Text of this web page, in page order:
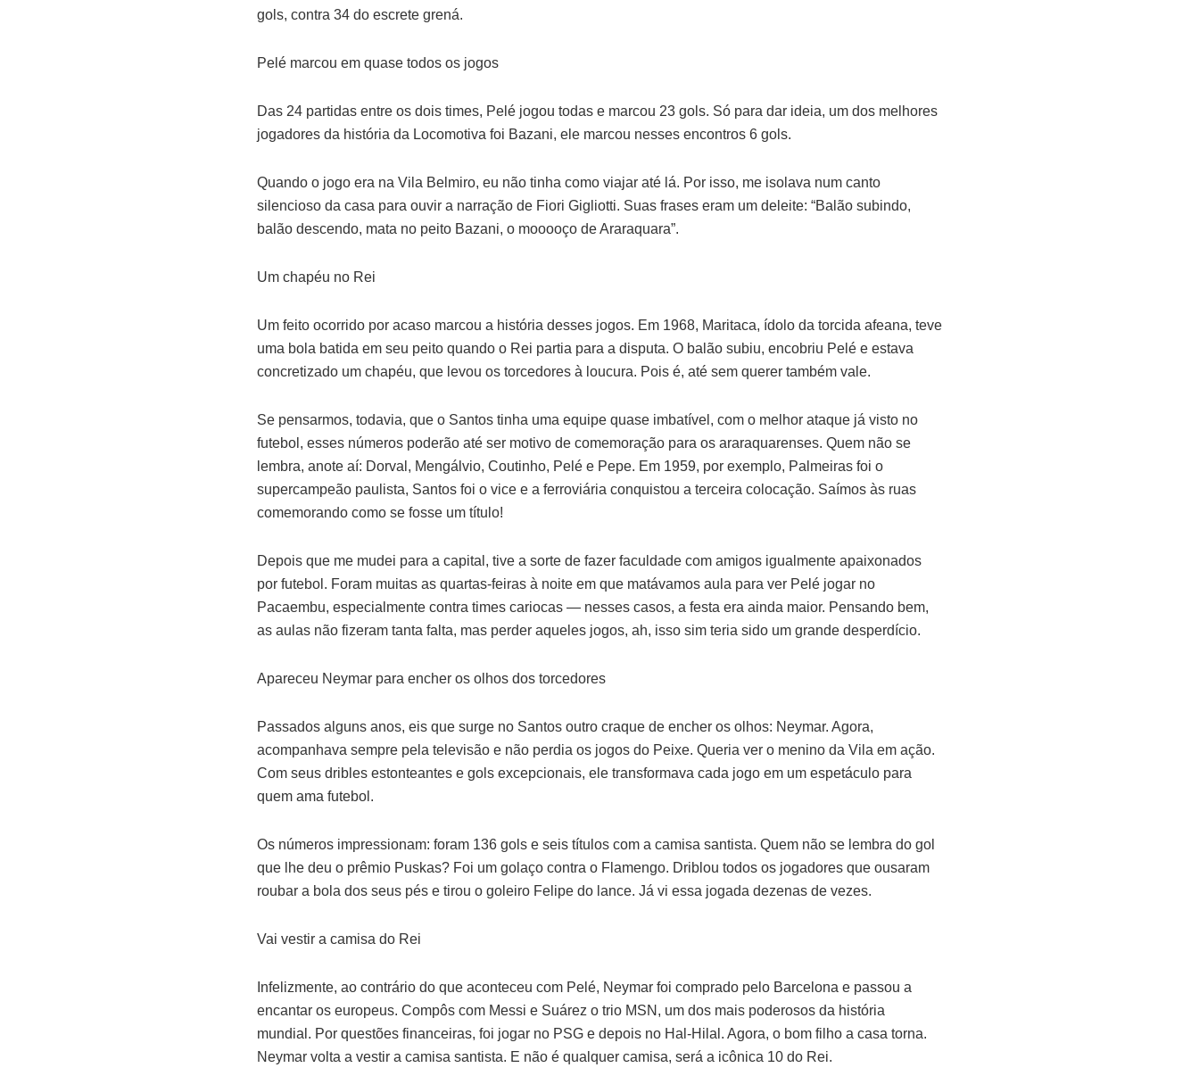
gols, contra 34 do escrete grená.
Pelé marcou em quase todos os jogos
Das 24 partidas entre os dois times, Pelé jogou todas e marcou 23 gols. Só para dar ideia, um dos melhores
jogadores da história da Locomotiva foi Bazani, ele marcou nesses encontros 6 gols.
Quando o jogo era na Vila Belmiro, eu não tinha como viajar até lá. Por isso, me isolava num canto
silencioso da casa para ouvir a narração de Fiori Gigliotti. Suas frases eram um deleite: “Balão subindo,
balão descendo, mata no peito Bazani, o mooooço de Araraquara”.
Um chapéu no Rei
Um feito ocorrido por acaso marcou a história desses jogos. Em 1968, Maritaca, ídolo da torcida afeana, teve
uma bola batida em seu peito quando o Rei partia para a disputa. O balão subiu, encobriu Pelé e estava
concretizado um chapéu, que levou os torcedores à loucura. Pois é, até sem querer também vale.
Se pensarmos, todavia, que o Santos tinha uma equipe quase imbatível, com o melhor ataque já visto no
futebol, esses números poderão até ser motivo de comemoração para os araraquarenses. Quem não se
lembra, anote aí: Dorval, Mengálvio, Coutinho, Pelé e Pepe. Em 1959, por exemplo, Palmeiras foi o
supercampeão paulista, Santos foi o vice e a ferroviária conquistou a terceira colocação. Saímos às ruas
comemorando como se fosse um título!
Depois que me mudei para a capital, tive a sorte de fazer faculdade com amigos igualmente apaixonados
por futebol. Foram muitas as quartas-feiras à noite em que matávamos aula para ver Pelé jogar no
Pacaembu, especialmente contra times cariocas — nesses casos, a festa era ainda maior. Pensando bem,
as aulas não fizeram tanta falta, mas perder aqueles jogos, ah, isso sim teria sido um grande desperdício.
Apareceu Neymar para encher os olhos dos torcedores
Passados alguns anos, eis que surge no Santos outro craque de encher os olhos: Neymar. Agora,
acompanhava sempre pela televisão e não perdia os jogos do Peixe. Queria ver o menino da Vila em ação.
Com seus dribles estonteantes e gols excepcionais, ele transformava cada jogo em um espetáculo para
quem ama futebol.
Os números impressionam: foram 136 gols e seis títulos com a camisa santista. Quem não se lembra do gol
que lhe deu o prêmio Puskas? Foi um golaço contra o Flamengo. Driblou todos os jogadores que ousaram
roubar a bola dos seus pés e tirou o goleiro Felipe do lance. Já vi essa jogada dezenas de vezes.
Vai vestir a camisa do Rei
Infelizmente, ao contrário do que aconteceu com Pelé, Neymar foi comprado pelo Barcelona e passou a
encantar os europeus. Compôs com Messi e Suárez o trio MSN, um dos mais poderosos da história
mundial. Por questões financeiras, foi jogar no PSG e depois no Hal-Hilal. Agora, o bom filho a casa torna.
Neymar volta a vestir a camisa santista. E não é qualquer camisa, será a icônica 10 do Rei.